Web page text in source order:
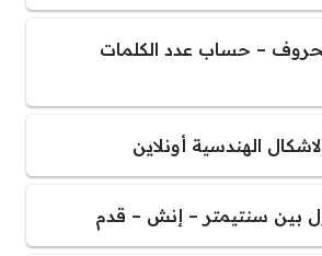
– حساب عدد الكلمات
الهندسية أونلاين
بين سنتيمتر – إنش – قدم